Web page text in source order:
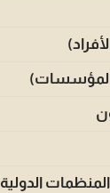
(المؤسسات)
الدولية